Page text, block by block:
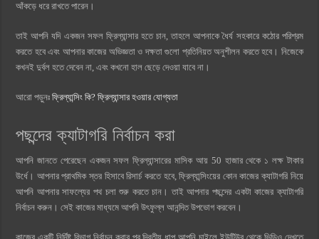
আঁকড়ে ধরে রাখতে পারেন।
তাই আপনি যদি একজন সফল ফ্রিল্যান্সার হতে চান, তাহলে আপনাকে ধৈর্য সহকারে কঠোর পরিশ্রম
করতে হবে এবং আপনার কাজের অভিজ্ঞতা ও দক্ষতা গুলো প্রতিনিয়ত অনুশীলন করতে হবে। নিজেকে
কখনই দুর্বল হতে দেবেন না, এবং কখনো হাল ছেড়ে দেওয়া যাবে না।
আরো পড়ুনঃফ্রিল্যান্সিং কি? ফ্রিল্যান্সার হওয়ার যোগ্যতা
পছন্দের ক্যাটাগরি নির্বাচন করা
আপনি জানতে পেরেছেন একজন সফল ফ্রিল্যান্সারের মাসিক আয় 50 হাজার থেকে ১ লক্ষ টাকার
উর্ধে। আপনার প্রাথমিক স্তর হিসাবে রিসার্চ করতে হবে, ফ্রিল্যান্সিংয়ের কোন কাজের ক্যাটাগরি নিয়ে
আপনি আপনার সাফল্যের পথ চলা শুরু করতে চান। তাই আপনার পছন্দের একটা কাজের ক্যাটাগরি
নির্বাচন করুন। সেই কাজের মাধ্যমে আপনি উৎফুল্ল আনন্দিত উপভোগ করবেন।